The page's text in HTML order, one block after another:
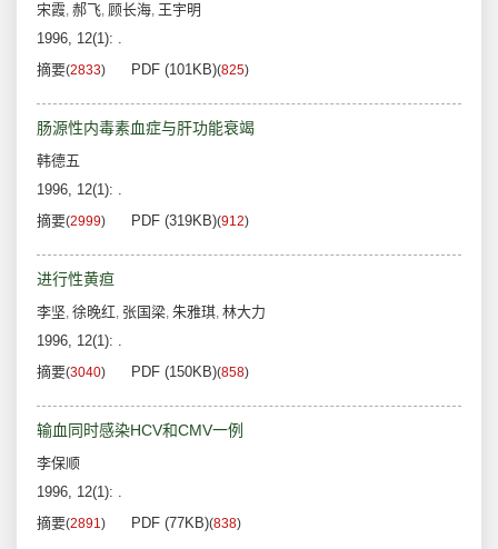
宋霞, 郝飞, 顾长海, 王宇明
1996, 12(1): .
摘要(2833) PDF (101KB)(825)
肠源性内毒素血症与肝功能衰竭
韩德五
1996, 12(1): .
摘要(2999) PDF (319KB)(912)
进行性黄疸
李坚, 徐晚红, 张国梁, 朱雅琪, 林大力
1996, 12(1): .
摘要(3040) PDF (150KB)(858)
输血同时感染HCV和CMV一例
李保顺
1996, 12(1): .
摘要(2891) PDF (77KB)(838)